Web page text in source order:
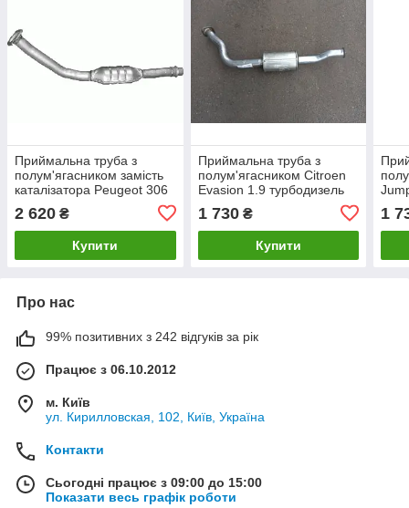
Приймальна труба з
полум'ягасником замість
каталізатора Peugeot 306
2002 рр.
2 620 ₴
Купити
Приймальна труба з
полум'ягасником Citroen
Evasion 1.9 турбодизель
1 730₴
Купити
1
Про нас
99% позитивних з 242 відгуків за рік
Працює з 06.10.2012
м. Київ
ул. Кирилловская, 102, Київ, Україна
Контакти
Сьогодні працює з 09:00 до 15:00
Показати весь графік роботи